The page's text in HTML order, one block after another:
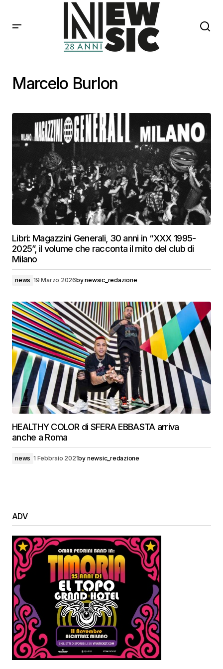
Marcelo Burlon
Libri: Magazzini Generali, 30 anni in “XXX 1995-
2025”, il volume che racconta il mito del club di
Milano
news 19 Marzo 2026bynewsic_redazione
HEALTHY COLOR di SFERA EBBASTA arriva
anche a Roma
news 1 Febbraio 2021by newsic_redazione
ADV